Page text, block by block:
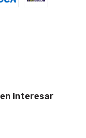
interesar